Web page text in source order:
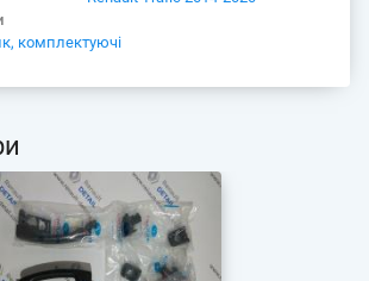
комплектуючі